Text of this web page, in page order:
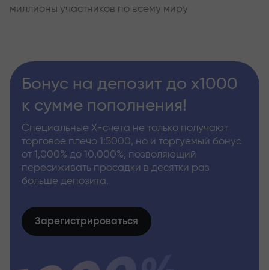
миллионы участников по всему миру
Бонус на депозит до х1000
к сумме пополнения!
Специальные Х-счета не только получают
торговое плечо 1:5000, но и торгуемый бонус
от 1,000% до 10,000%, позволяющий
пересиживать просадки в десятки раз
больше депозита.
Зарегистрироваться